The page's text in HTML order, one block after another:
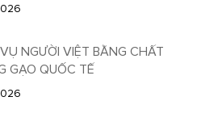
NGƯỜI VIỆT BẰNG CHẤT
GẠO QUỐC TẾ